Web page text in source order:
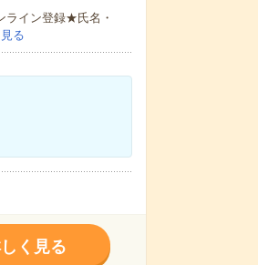
ライン登録★氏名・
る
く見る